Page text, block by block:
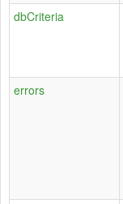
dbCriteria
errors